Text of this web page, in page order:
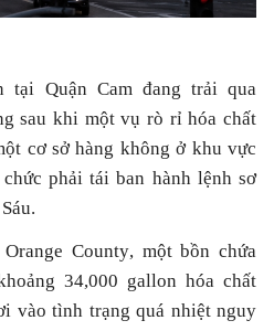
tại Quận Cam đang trải qua
sau khi một vụ rò rỉ hóa chất
cơ sở hàng không ở khu vực
phải tái ban hành lệnh sơ
County, một bồn chứa
34,000 gallon hóa chất
vào tình trạng quá nhiệt nguy